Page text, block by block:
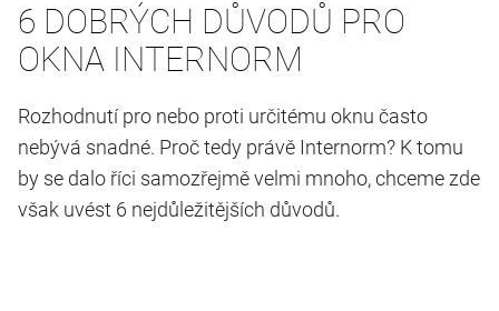
6 DOBRÝCH DŮVODŮ PRO
OKNA INTERNORM
Rozhodnutí pro nebo proti určitému oknu často
nebývá snadné. Proč tedy právě Internorm? K tomu
by se dalo říci samozřejmě velmi mnoho, chceme zde
však uvést 6 nejdůležitějších důvodů.